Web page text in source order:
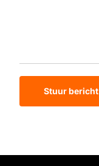
Stuur bericht